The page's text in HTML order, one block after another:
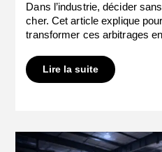
Dans l’industrie, décider
cher. Cet article explique
transformer ces arbitrages
Lire la suite